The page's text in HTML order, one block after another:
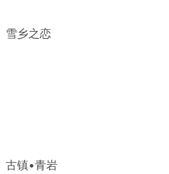
雪乡之恋
古镇•青岩